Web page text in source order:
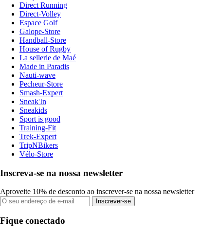
Direct Running
Direct-Volley
Espace Golf
Galope-Store
Handball-Store
House of Rugby
La sellerie de Maé
Made in Paradis
Nauti-wave
Pecheur-Store
Smash-Expert
Sneak'In
Sneakids
Sport is good
Training-Fit
Trek-Expert
TripNBikers
Vélo-Store
Inscreva-se na nossa newsletter
Aproveite 10% de desconto ao inscrever-se na nossa newsletter
Inscrever-se
Fique conectado